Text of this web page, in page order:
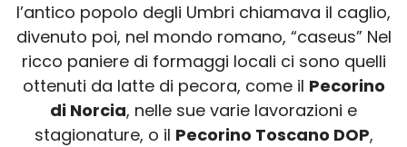
l’antico popolo degli Umbri chiamava il caglio,
divenuto poi, nel mondo romano, “caseus” Nel
ricco paniere di formaggi locali ci sono quelli
ottenuti da latte di pecora, come il Pecorino
di Norcia, nelle sue varie lavorazioni e
stagionature, o il Pecorino Toscano DOP,